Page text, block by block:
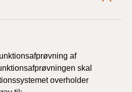
af
skal
overholder